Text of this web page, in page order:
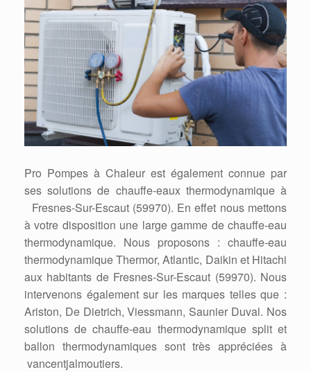
Pro Pompes à Chaleur est également connue par
ses solutions de chauffe-eaux thermodynamique à
Fresnes-Sur-Escaut (59970). En effet nous mettons
à votre disposition une large gamme de chauffe-eau
thermodynamique. Nous proposons : chauffe-eau
thermodynamique Thermor, Atlantic, Daikin et Hitachi
aux habitants de Fresnes-Sur-Escaut (59970). Nous
intervenons également sur les marques telles que :
Ariston, De Dietrich, Viessmann, Saunier Duval. Nos
solutions de chauffe-eau thermodynamique split et
ballon thermodynamiques sont très appréciées à
vancentjalmoutiers.